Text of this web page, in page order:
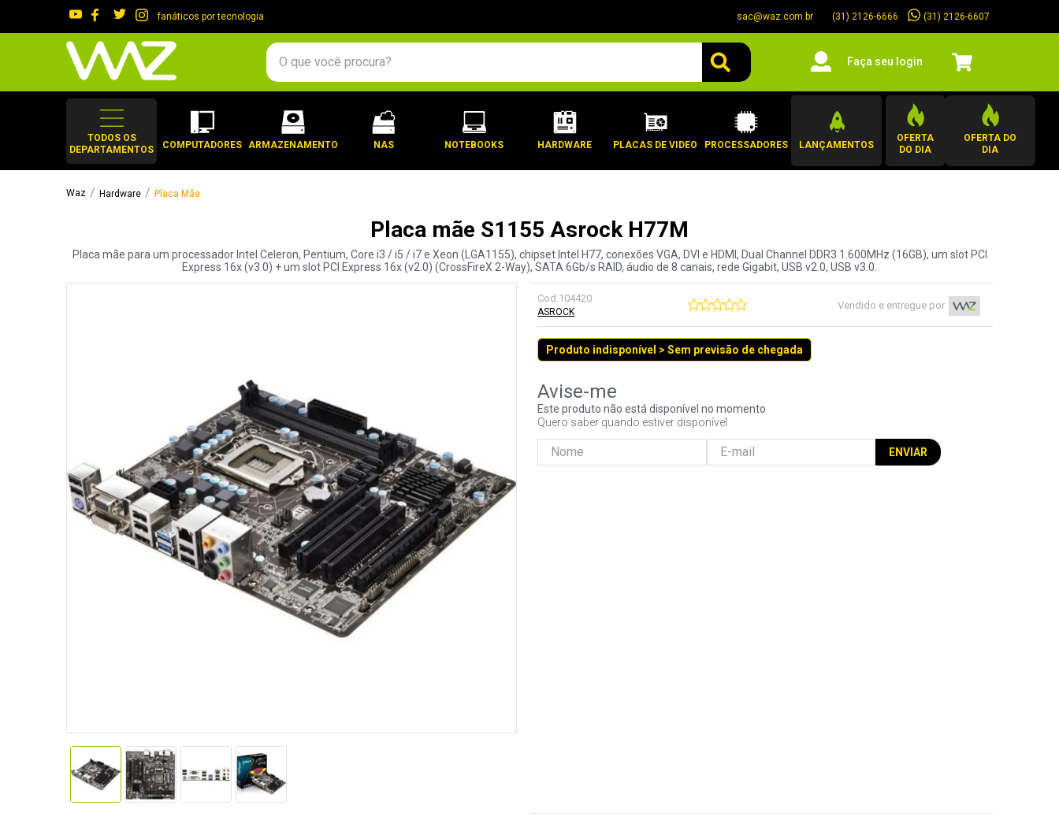
fanáticos por tecnologia sac@waz.com.br (31) 2126-6666 (31) 2126-6607
O que você procura?
Faça seu login
TODOS OS
DEPARTAMENTOS
COMPUTADORES ARMAZENAMENTO NAS NOTEBOOKS HARDWARE PLACAS DE VIDEO PROCESSADORES LANÇAMENTOS
OFERTA
DO DIA
OFERTA DO
DIA
Hardware Placa Mãe
Placa mãe S1155 Asrock H77M
Placa mãe para um processador Intel Celeron, Pentium, Core i3 / i5 / i7 e Xeon (LGA1155), chipset Intel H77, conexões VGA, DVI e HDMI, Dual Channel DDR3 1.600MHz (16GB), um slot PCI
Express 16x (v3.0) + um slot PCI Express 16x (v2.0) (CrossFireX 2-Way), SATA 6Gb/s RAID, áudio de 8 canais, rede Gigabit, USB v2.0, USB v3.0.
Cod.104420
ASROCK
Vendido e entregue por
Produto indisponível > Sem previsão de chegada
Este produto não está disponível no momento
Quero saber quando estiver disponível
ENVIAR
gabinete
2º
keychron
6º
mouse